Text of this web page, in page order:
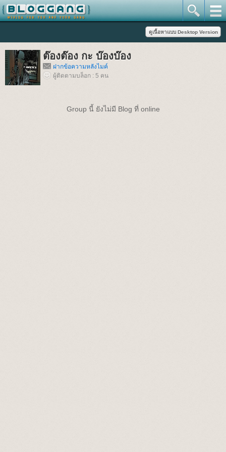
ต๊องต๊อง กะ บ๊องบ๊อง
ฝากข้อความหลังไมค์
ผู้ติดตามบล็อก : 5 คน
Group นี้ ยังไม่มี Blog ที่ online